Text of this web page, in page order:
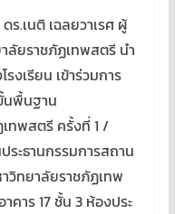
ร.เนติ เฉลยวาเรศ ผู้
ลัยราชภัฏเทพสตรี นำ
งเรียน เข้าร่วมการ
นพื้นฐาน
ทพสตรี ครั้งที่ 1 /
ะธานกรรมการสถาน
วิทยาลัยราชภัฏเทพ
คาร 17 ชั้น 3 ห้องประ